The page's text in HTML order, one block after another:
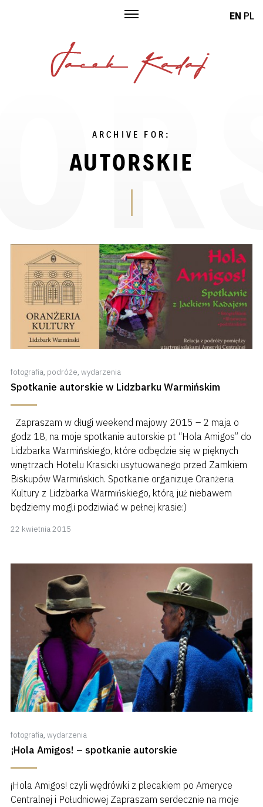
ARCHIVE FOR:
AUTORSKIE
fotografia, podróże, wydarzenia
Spotkanie autorskie w Lidzbarku Warmińskim
Zapraszam w długi weekend majowy 2015 – 2 maja o
godz 18, na moje spotkanie autorskie pt “Hola Amigos” do
Lidzbarka Warmińskiego, które odbędzie się w pięknych
wnętrzach Hotelu Krasicki usytuowanego przed Zamkiem
Biskupów Warmińskich. Spotkanie organizuje Oranżeria
Kultury z Lidzbarka Warmińskiego, którą już niebawem
będziemy mogli podziwiać w pełnej krasie:)
22 kwietnia 2015
fotografia, wydarzenia
¡Hola Amigos! – spotkanie autorskie
¡Hola Amigos! czyli wędrówki z plecakiem po Ameryce
Centralnej i Południowej Zapraszam serdecznie na moje
EN PL